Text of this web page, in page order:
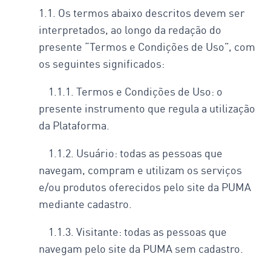
1.1. Os termos abaixo descritos devem ser
interpretados, ao longo da redação do
presente “Termos e Condições de Uso”, com
os seguintes significados:
1.1.1. Termos e Condições de Uso: o
presente instrumento que regula a utilização
da Plataforma.
1.1.2. Usuário: todas as pessoas que
navegam, compram e utilizam os serviços
e/ou produtos oferecidos pelo site da PUMA
mediante cadastro.
1.1.3. Visitante: todas as pessoas que
navegam pelo site da PUMA sem cadastro.